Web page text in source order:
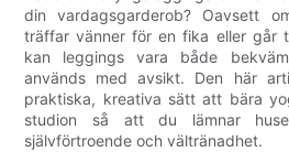
din vardagsgarderob? Oavsett
träffar vänner för en fika eller går
kan leggings vara både
används med avsikt. Den här
praktiska, kreativa sätt att bära
studion så att du lämnar
självförtroende och vältränadhet.